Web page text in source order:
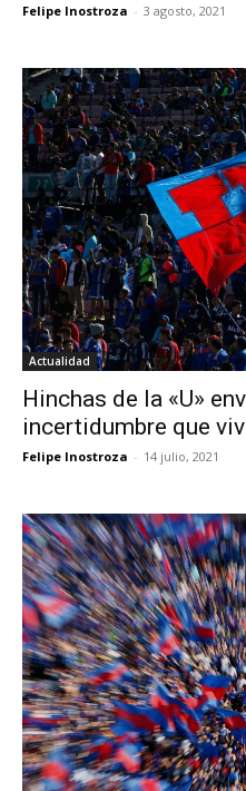
Felipe Inostroza - 3 agosto, 2021
Actualidad
Hinchas de la «U»
incertidumbre que
Felipe Inostroza - 14 julio, 2021